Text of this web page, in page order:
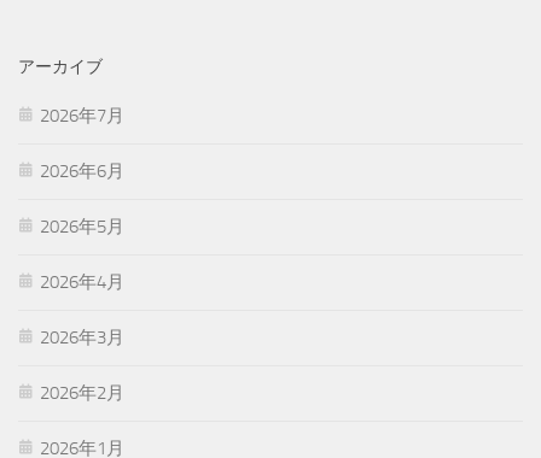
アーカイブ
2026年7月
2026年6月
2026年5月
2026年4月
2026年3月
2026年2月
2026年1月